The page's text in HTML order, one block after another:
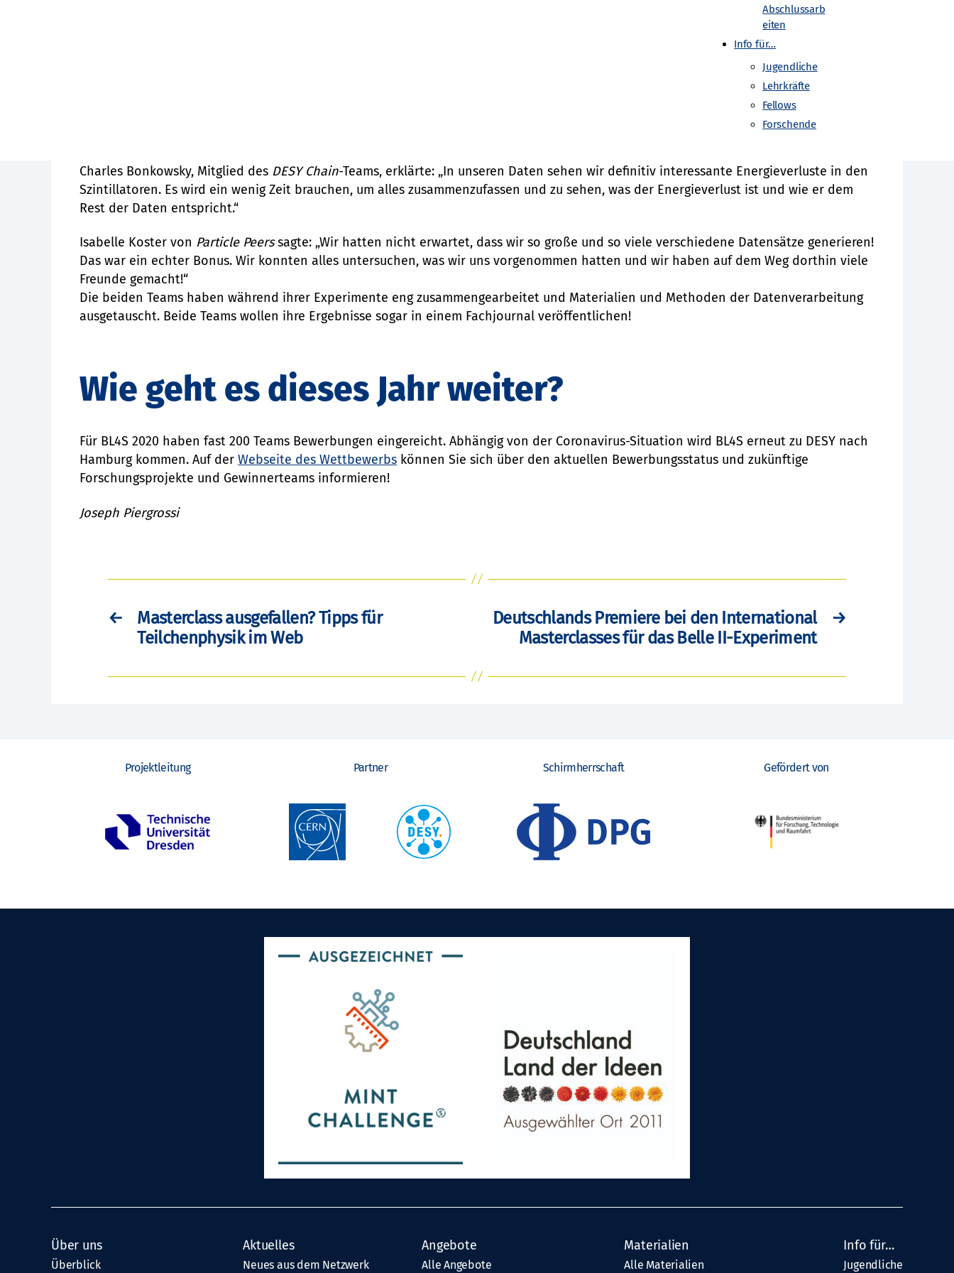
Abschlussarb
eiten
Info für…
Jugendliche
Lehrkräfte
Fellows
Forschende
An der Beamline werden neue internationale
Charles Bonkowsky, Mitglied des DESY Chain-Teams, erklärte: „In unseren Daten sehen wir definitiv interessante Energieverluste in den
Szintillatoren. Es wird ein wenig Zeit brauchen, um alles zusammenzufassen und zu sehen, was der Energieverlust ist und wie er dem
Rest der Daten entspricht.“
Isabelle Koster von Particle Peerssagte: „Wir hatten nicht erwartet, dass wir so große und so viele verschiedene Datensätze generieren!
Das war ein echter Bonus. Wir konnten alles untersuchen, was wir uns vorgenommen hatten und wir haben auf dem Weg dorthin viele
Freunde gemacht!“
Die beiden Teams haben während ihrer Experimente eng zusammengearbeitet und Materialien und Methoden der Datenverarbeitung
ausgetauscht. Beide Teams wollen ihre Ergebnisse sogar in einem Fachjournal veröffentlichen!
Wie geht es dieses Jahr weiter?
Für BL4S 2020 haben fast 200 Teams Bewerbungen eingereicht. Abhängig von der Coronavirus-Situation wird BL4S erneut zu DESY nach
Hamburg kommen. Auf der Webseite des Wettbewerbs können Sie sich über den aktuellen Bewerbungsstatus und zukünftige
Forschungsprojekte und Gewinnerteams informieren!
Joseph Piergrossi
←
Masterclass ausgefallen? Tipps für
Teilchenphysik im Web
→
Deutschlands Premiere bei den International
Masterclasses für das Belle II-Experiment
Projektleitung Partner Schirmherrschaft Gefördert von
Über uns
Überblick
Aktuelles
Neues aus dem Netzwerk
Angebote
Alle Angebote
Materialien
Alle Materialien
Info für…
Jugendliche